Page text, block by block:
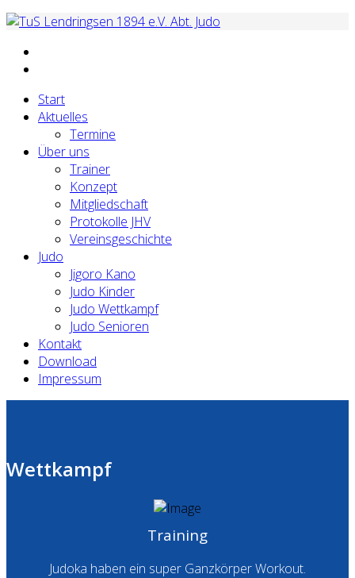
Start
Aktuelles
Termine
Über uns
Trainer
Konzept
Mitgliedschaft
Protokolle JHV
Vereinsgeschichte
Judo
Jigoro Kano
Judo Kinder
Judo Wettkampf
Judo Senioren
Kontakt
Download
Impressum
Wettkampf
Training
Judoka haben ein super Ganzkörper Workout.